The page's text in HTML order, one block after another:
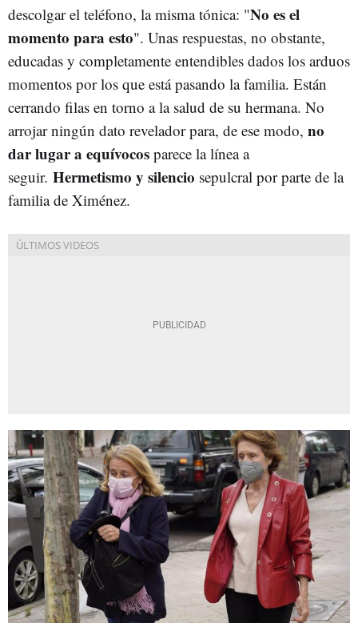
descolgar el teléfono, la misma tónica: "No es el
momento para esto". Unas respuestas, no obstante,
educadas y completamente entendibles dados los arduos
momentos por los que está pasando la familia. Están
cerrando filas en torno a la salud de su hermana. No
arrojar ningún dato revelador para, de ese modo, no
dar lugar a equívocos parece la línea a
seguir. Hermetismo y silencio sepulcral por parte de la
familia de Ximénez.